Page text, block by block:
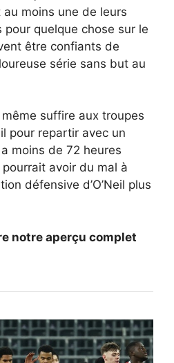
au moins une de leurs
quelque chose sur le
être confiants de
série sans but au
suffire aux troupes
pour repartir avec un
moins de 72 heures
avoir du mal à
défensive d’O’Neil plus
notre aperçu complet